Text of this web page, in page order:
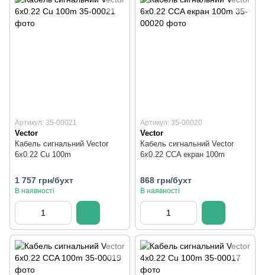
Артикул: 35-00021
Vector
Кабель сигнальний Vector
6х0.22 Cu 100m
1 757 грн/бухт
В наявності
Артикул: 35-00020
Vector
Кабель сигнальний Vector
6х0.22 CCA екран 100m
868 грн/бухт
В наявності